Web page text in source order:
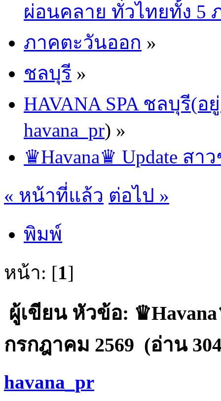
ผ่อนคลาย ทั่วไทยทั้ง 5
ภาคตะวันออก »
ชลบุรี »
HAVANA SPA ชลบุรี(
havana_pr) »
♛Havana♛ Update สา
« หน้าที่แล้ว ต่อไป »
พิมพ์
หน้า: [1]
ผู้เขียนหัวข้อ:
กรกฎาคม 2569 (อ่าน
havana_pr